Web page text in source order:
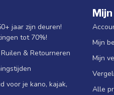
jaar zijn deuren!
tot 70%!
& Retourneren
voor je kano, kajak,
Mijn
Mijn
Alle